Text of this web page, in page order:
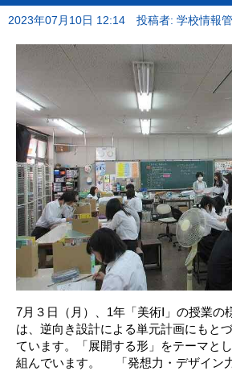
2023年07月10日 12:14 投稿者: 学校情報
7月３日（月）、1年「美術Ⅰ」の授業
は、逆向き設計による単元計画にもと
ています。「展開する形」をテーマと
組んでいます。 「発想力・デザイン